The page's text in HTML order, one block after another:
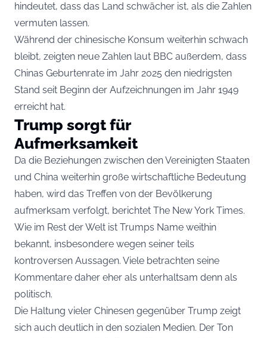
hindeutet, dass das Land schwächer ist, als die Zahlen
vermuten lassen.
Während der chinesische Konsum weiterhin schwach
bleibt, zeigten neue Zahlen laut BBC außerdem, dass
Chinas Geburtenrate im Jahr 2025 den niedrigsten
Stand seit Beginn der Aufzeichnungen im Jahr 1949
erreicht hat.
Trump sorgt für
Aufmerksamkeit
Da die Beziehungen zwischen den Vereinigten Staaten
und China weiterhin große wirtschaftliche Bedeutung
haben, wird das Treffen von der Bevölkerung
aufmerksam verfolgt, berichtet The New York Times.
Wie im Rest der Welt ist Trumps Name weithin
bekannt, insbesondere wegen seiner teils
kontroversen Aussagen. Viele betrachten seine
Kommentare daher eher als unterhaltsam denn als
politisch.
Die Haltung vieler Chinesen gegenüber Trump zeigt
sich auch deutlich in den sozialen Medien. Der Ton